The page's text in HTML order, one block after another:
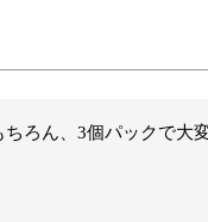
ろん、3個パックで大